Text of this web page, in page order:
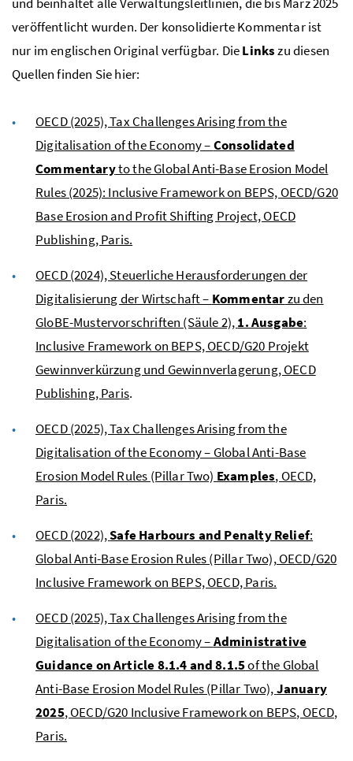
veröffentlicht wurden. Der konsolidierte Kommentar ist
nur im englischen Original verfügbar. DieLinkszu diesen
Quellen finden Sie hier:
OECD (2025), Tax Challenges Arising from the
Digitalisation of the Economy –Consolidated
Commentaryto the Global Anti-Base Erosion Model
Rules (2025): Inclusive Framework on BEPS, OECD/G20
Base Erosion and Profit Shifting Project, OECD
Publishing, Paris.
OECD (2024), Steuerliche Herausforderungen der
Digitalisierung der Wirtschaft – Kommentarzu den
GloBE-Mustervorschriften (Säule 2),1. Ausgabe:
Inclusive Framework on BEPS, OECD/G20 Projekt
Gewinnverkürzung und Gewinnverlagerung, OECD
Publishing, Paris.
OECD (2025), Tax Challenges Arising from the
Digitalisation of the Economy – Global Anti-Base
Erosion Model Rules (Pillar Two) Examples, OECD,
Paris.
OECD (2022),Safe Harbours and Penalty Relief:
Global Anti-Base Erosion Rules (Pillar Two), OECD/G20
Inclusive Framework on BEPS, OECD, Paris.
OECD (2025), Tax Challenges Arising from the
Digitalisation of the Economy –Administrative
Guidance on Article 8.1.4 and 8.1.5of the Global
Anti-Base Erosion Model Rules (Pillar Two),January
2025, OECD/G20 Inclusive Framework on BEPS, OECD,
Paris.